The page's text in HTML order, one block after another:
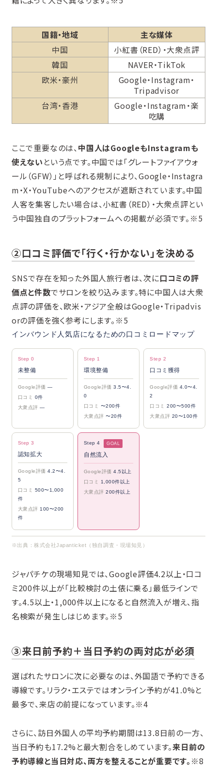
国籍・地域
主な媒体
中国
小紅書（RED）・大衆点評
韓国
NAVER・TikTok
欧米・豪州
Google・Instagram・
Tripadvisor
台湾・香港
Google・Instagram・楽
吃購
ここで重要なのは、中国人はGoogleもInstagramも
使えない という点です。中国では「グレートファイアウォ
ール（GFW）」と呼ばれる規制により、Google・Instagra
m・X・YouTubeへのアクセスが遮断されています。中国
人客を集客したい場合は、小紅書（RED）・大衆点評とい
う中国独自のプラットフォームへの掲載が必須です。※5
②口コミ評価で「行く・行かない」を決める
SNSで存在を知った外国人旅行者は、次に口コミの評
価点と件数でサロンを絞り込みます。特に中国人は大衆
点評の評価を、欧米・アジア全般はGoogle・Tripadvis
orの評価を強く参考にします。※5
インバウンド人気店になるための口コミロードマップ
Step 0
未整備
Google評価—
口コミ 0件
大衆点評—
Step 1
環境整備
Google評価3.5〜4.
0
口コミ 〜200件
大衆点評〜20件
Step 2
口コミ獲得
Google評価 4.0〜4.
2
口コミ200〜500件
大衆点評 20〜100件
Step 3
認知拡大
Google評価4.2〜4.
5
口コミ 500〜1,000
件
大衆点評100〜200
件
Step 4 GOAL
自然流入
Google評価4.5以上
口コミ 1,000件以上
大衆点評200件以上
※出典：株式会社Japanticket（独自調査・現場知見）
ジャパチケの現場知見では、Google評価4.2以上・口コ
ミ200件以上が「比較検討の土俵に乗る」最低ラインで
す。4.5以上・1,000件以上になると自然流入が増え、指
名検索が発生しはじめます。※5
③来日前予約＋当日予約の両対応が必須
選ばれたサロンに次に必要なのは、外国語で予約できる
導線です。リラク・エステではオンライン予約が41.0%と
最多で、来店の前提になっています。※4
さらに、訪日外国人の平均予約期間は13.8日前の一方、
当日予約も17.2%と最大割合をしめています。来日前の
予約導線と当日対応、両方を整えることが重要です。 ※8